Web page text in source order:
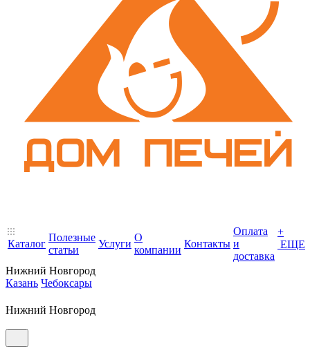
Каталог
Полезные
статьи
Услуги
О
компании
Контакты
Оплата
и
доставка
+
ЕЩЕ
Нижний Новгород
Казань Чебоксары
Нижний Новгород